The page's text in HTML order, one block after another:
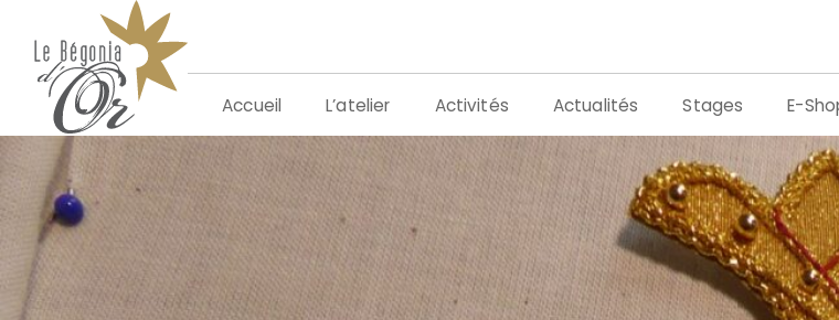
contenu
Accueil L’atelier Activités Actualités Stages E-